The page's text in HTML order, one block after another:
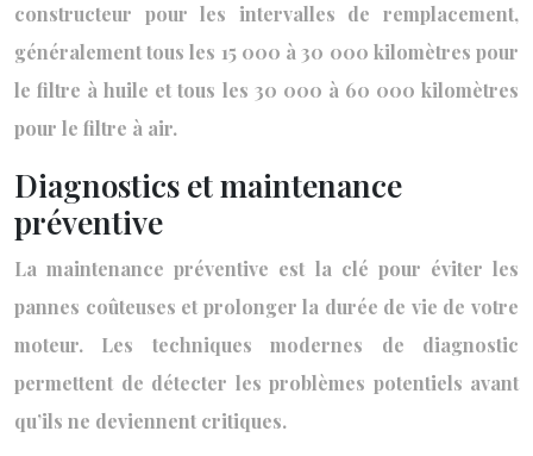
constructeur pour les intervalles de remplacement,
généralement tous les 15 000 à 30 000 kilomètres pour
le filtre à huile et tous les 30 000 à 60 000 kilomètres
pour le filtre à air.
Diagnostics et maintenance
préventive
La maintenance préventive est la clé pour éviter les
pannes coûteuses et prolonger la durée de vie de votre
moteur. Les techniques modernes de diagnostic
permettent de détecter les problèmes potentiels avant
qu’ils ne deviennent critiques.